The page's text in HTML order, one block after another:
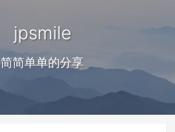
jpsmile
简简单单的分享